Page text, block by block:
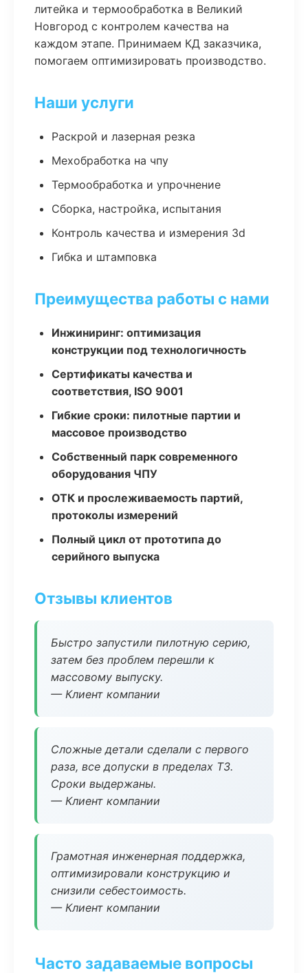
литейка и термообработка в Великий
Новгород с контролем качества на
каждом этапе. Принимаем КД заказчика,
помогаем оптимизировать производство.
Наши услуги
Раскрой и лазерная резка
Мехобработка на чпу
Термообработка и упрочнение
Сборка, настройка, испытания
Контроль качества и измерения 3d
Гибка и штамповка
Преимущества работы с нами
Инжиниринг: оптимизация
конструкции под технологичность
Сертификаты качества и
соответствия, ISO 9001
Гибкие сроки: пилотные партии и
массовое производство
Собственный парк современного
оборудования ЧПУ
ОТК и прослеживаемость партий,
протоколы измерений
Полный цикл от прототипа до
серийного выпуска
Отзывы клиентов
Быстро запустили пилотную серию,
затем без проблем перешли к
массовому выпуску.
— Клиент компании
Сложные детали сделали с первого
раза, все допуски в пределах ТЗ.
Сроки выдержаны.
— Клиент компании
Грамотная инженерная поддержка,
оптимизировали конструкцию и
снизили себестоимость.
— Клиент компании
Часто задаваемые вопросы